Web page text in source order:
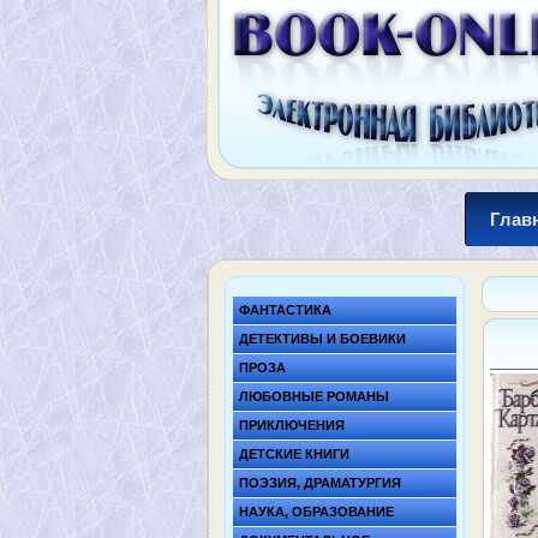
ФАНТАСТИКА
ДЕТЕКТИВЫ И БОЕВИКИ
ПРОЗА
ЛЮБОВНЫЕ РОМАНЫ
ПРИКЛЮЧЕНИЯ
ДЕТСКИЕ КНИГИ
ПОЭЗИЯ, ДРАМАТУРГИЯ
НАУКА, ОБРАЗОВАНИЕ